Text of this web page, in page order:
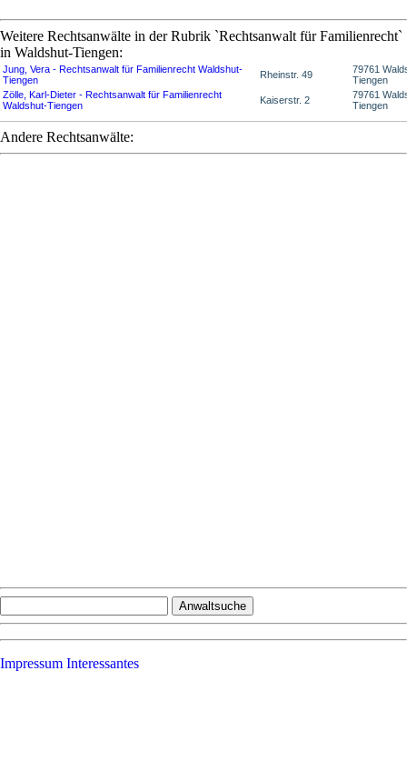
Weitere Rechtsanwälte in der Rubrik `Rechtsanwalt für Familienrecht`
in Waldshut-Tiengen:
Jung, Vera - Rechtsanwalt für Familienrecht Waldshut-
Tiengen
Rheinstr. 49
79761
Tiengen
Zölle, Karl-Dieter - Rechtsanwalt für Familienrecht
Waldshut-Tiengen
Kaiserstr. 2
79761
Tiengen
Andere Rechtsanwälte:
Impressum Interessantes